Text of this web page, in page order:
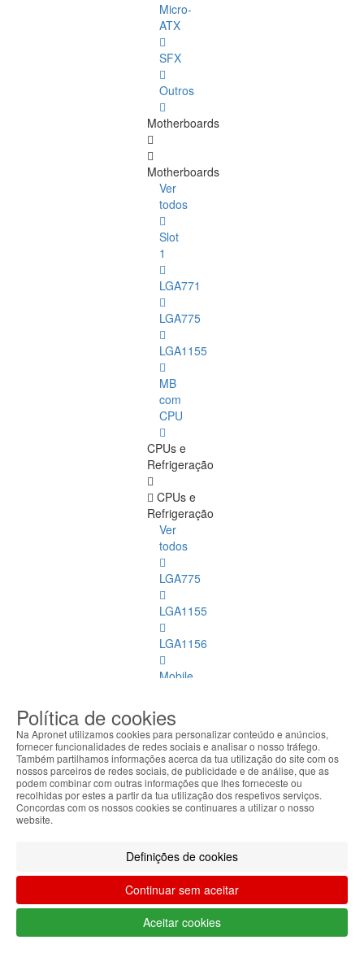
Micro-
ATX
SFX
Outros
Motherboards
Motherboards
Ver
todos
Slot
1
LGA771
LGA775
LGA1155
MB
com
CPU
CPUs e
Refrigeração
CPUs e
Refrigeração
Ver
todos
LGA775
LGA1155
LGA1156
Mobile
LGA1150
AMD
LGA1151
Dimm
Memórias
Dimm
Política de cookies
Na Apronet utilizamos cookies para personalizar conteúdo e anúncios,
fornecer funcionalidades de redes sociais e analisar o nosso tráfego.
Também partilhamos informações acerca da tua utilização do site com os
nossos parceiros de redes sociais, de publicidade e de análise, que as
podem combinar com outras informações que lhes forneceste ou
recolhidas por estes a partir da tua utilização dos respetivos serviços.
Concordas com os nossos cookies se continuares a utilizar o nosso
website.
Definições de cookies
Continuar sem aceitar
Aceitar cookies